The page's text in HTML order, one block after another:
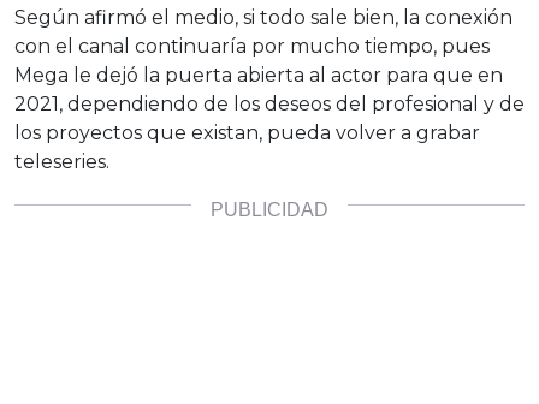
Según afirmó el medio, si todo sale bien, la conexión
con el canal continuaría por mucho tiempo, pues
Mega le dejó la puerta abierta al actor para que en
2021, dependiendo de los deseos del profesional y de
los proyectos que existan, pueda volver a grabar
teleseries.